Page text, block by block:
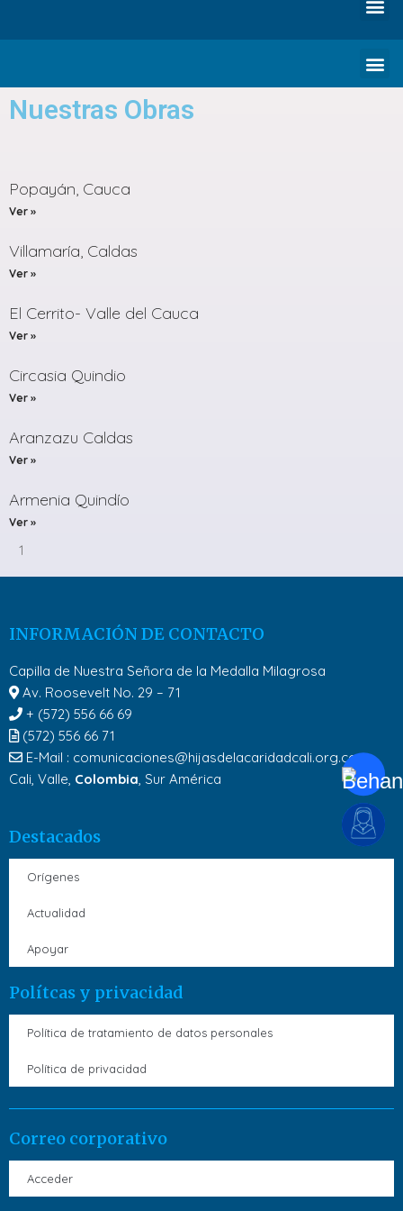
Nuestras Obras
Popayán, Cauca
Ver »
Villamaría, Caldas
Ver »
El Cerrito- Valle del Cauca
Ver »
Circasia Quindio
Ver »
Aranzazu Caldas
Ver »
Armenia Quindío
Ver »
1
INFORMACIÓN DE CONTACTO
Capilla de Nuestra Señora de la Medalla Milagrosa
Av. Roosevelt No. 29 – 71
+ (572) 556 66 69
(572) 556 66 71
E-Mail : comunicaciones@hijasdelacaridadcali.org.co
Cali, Valle, Colombia, Sur América
Destacados
Orígenes
Actualidad
Apoyar
Polítcas y privacidad
Política de tratamiento de datos personales
Política de privacidad
Correo corporativo
Acceder